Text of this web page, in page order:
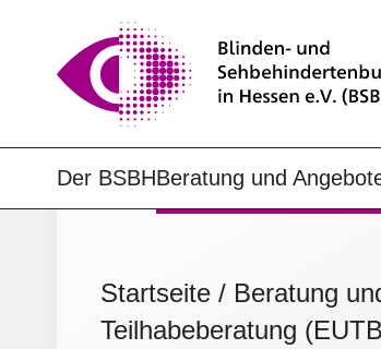
Der BSBHBeratung und
Startseite / Beratung
Teilhabeberatung